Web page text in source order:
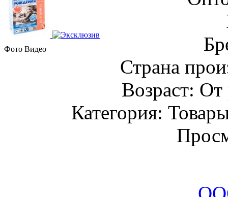
Фото Видео
Страна
Возраст:
Категория: